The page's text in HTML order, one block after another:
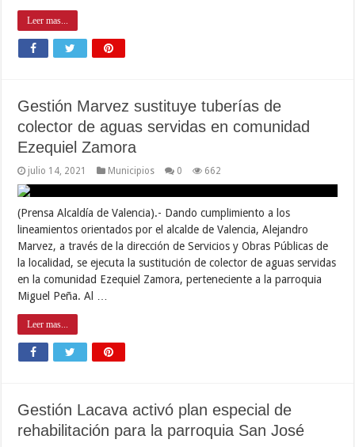
Leer mas...
Gestión Marvez sustituye tuberías de
colector de aguas servidas en comunidad
Ezequiel Zamora
julio 14, 2021 Municipios 0 662
(Prensa Alcaldía de Valencia).- Dando cumplimiento a los
lineamientos orientados por el alcalde de Valencia, Alejandro
Marvez, a través de la dirección de Servicios y Obras Públicas de
la localidad, se ejecuta la sustitución de colector de aguas servidas
en la comunidad Ezequiel Zamora, perteneciente a la parroquia
Miguel Peña. Al …
Leer mas...
Gestión Lacava activó plan especial de
rehabilitación para la parroquia San José